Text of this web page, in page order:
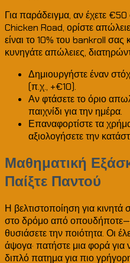
Για παράδειγμα, αν έχετε
Chicken Road, ορίστε
είναι το 10% του bankroll
κυνηγάτε απώλειες,
Δημιουργήστε έναν
(π.χ., +€10).
Αν φτάσετε το όριο
παιχνίδι για την ημέρα.
Επαναφορτίστε τα
αξιολογήσετε την
Μαθηματική
Παίξτε Παντού
Η βελτιστοποίηση για κινητά
στο δρόμο από
θυσιάσετε την ποιότητα. Οι
άψογα· πατήστε μια φορά
διπλό πατημα για πιο